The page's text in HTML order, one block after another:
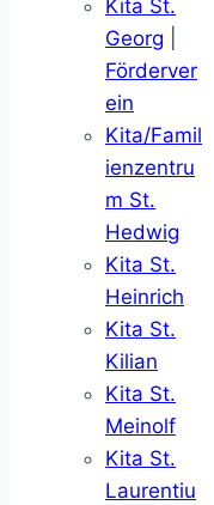
Kita St.
Georg
Förderver
ein
Kita/Famil
ienzentru
m St.
Hedwig
Kita St.
Heinrich
Kita St.
Kilian
Kita St.
Meinolf
Kita St.
Laurentiu